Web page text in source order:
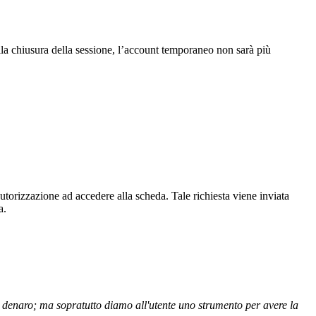
della sessione, l’account temporaneo non sarà più
ad accedere alla scheda. Tale richiesta viene inviata
ma sopratutto diamo all'utente uno strumento per avere la